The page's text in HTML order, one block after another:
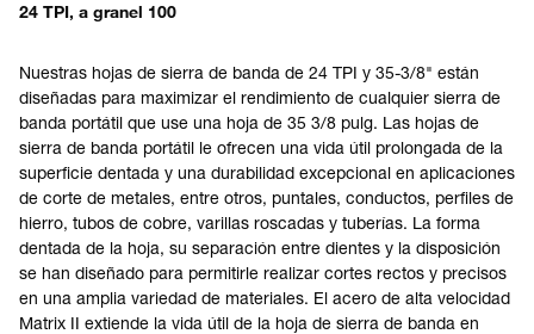
24 TPI, a granel 100
Nuestras hojas de sierra de banda de 24 TPI y 35-3/8" están
diseñadas para maximizar el rendimiento de cualquier sierra de
banda portátil que use una hoja de 35 3/8 pulg. Las hojas de
sierra de banda portátil le ofrecen una vida útil prolongada de la
superficie dentada y una durabilidad excepcional en aplicaciones
de corte de metales, entre otros, puntales, conductos, perfiles de
hierro, tubos de cobre, varillas roscadas y tuberías. La forma
dentada de la hoja, su separación entre dientes y la disposición
se han diseñado para permitirle realizar cortes rectos y precisos
en una amplia variedad de materiales. El acero de alta velocidad
Matrix II extiende la vida útil de la hoja de sierra de banda en